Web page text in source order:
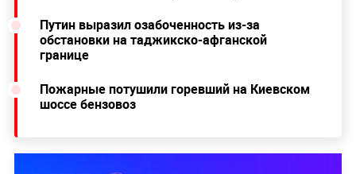
Путин выразил озабоченность из-за
обстановки на таджикско-афганской
границе
Пожарные потушили горевший на Киевском
шоссе бензовоз